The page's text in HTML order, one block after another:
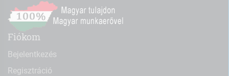
Fiókom
Bejelentkezés
Regisztráció